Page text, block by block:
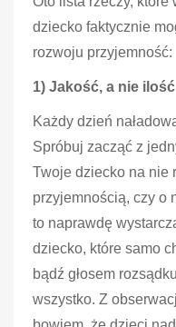
dziecko faktycznie
rozwoju przyjemność:
1) Jakość, a nie ilość
Każdy dzień
Spróbuj zacząć z
Twoje dziecko na nie
przyjemnością, czy o
to naprawdę
dziecko, które samo
bądź głosem
wszystko. Z